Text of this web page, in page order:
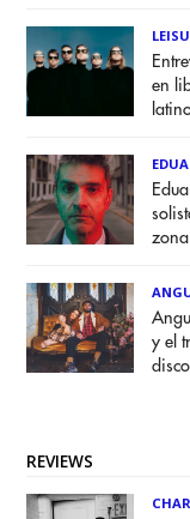
en
y el
disco
REVIEWS